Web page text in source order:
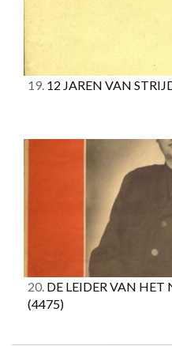
19. 12 JAREN VAN
20. DE LEIDER VAN HET
(4475)